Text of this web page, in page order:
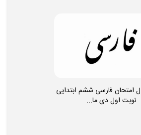
امتحان فارسی ششم ابتدایی
نوبت اول دی ما...